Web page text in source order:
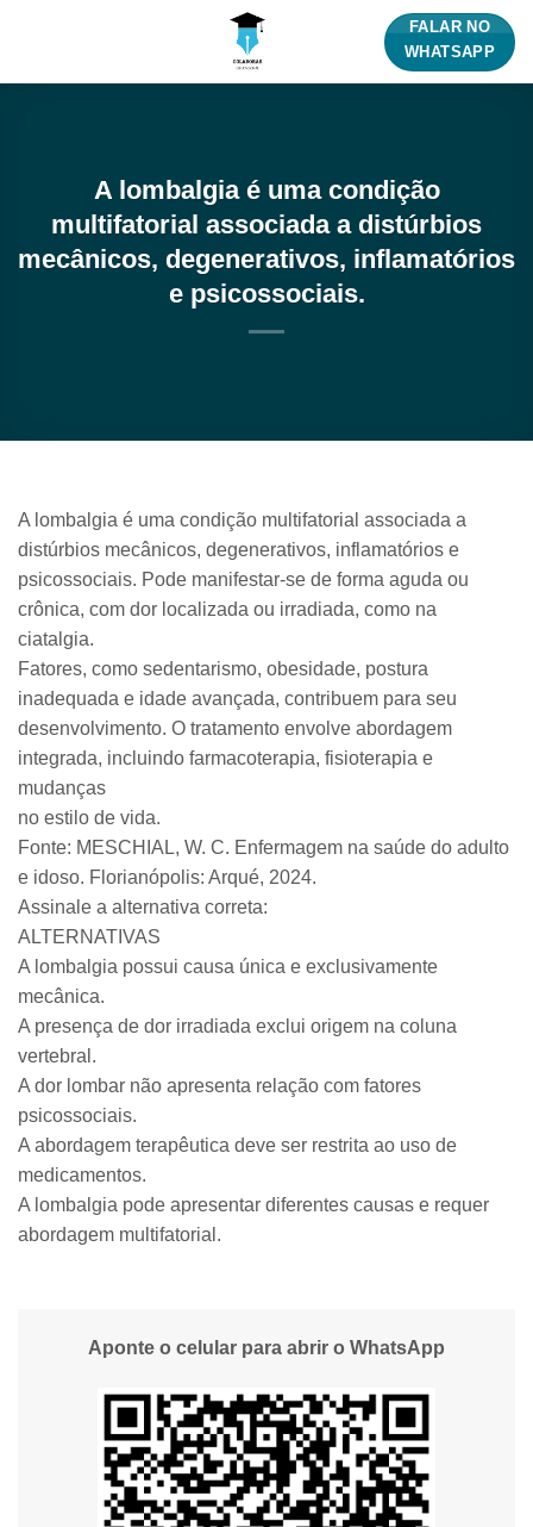
FALAR NO
WHATSAPP
A lombalgia é uma condição
multifatorial associada a distúrbios
mecânicos, degenerativos, inflamatórios
e psicossociais.
A lombalgia é uma condição multifatorial associada a
distúrbios mecânicos, degenerativos, inflamatórios e
psicossociais. Pode manifestar-se de forma aguda ou
crônica, com dor localizada ou irradiada, como na
ciatalgia.
Fatores, como sedentarismo, obesidade, postura
inadequada e idade avançada, contribuem para seu
desenvolvimento. O tratamento envolve abordagem
integrada, incluindo farmacoterapia, fisioterapia e
mudanças
no estilo de vida.
Fonte: MESCHIAL, W. C. Enfermagem na saúde do adulto
e idoso. Florianópolis: Arqué, 2024.
Assinale a alternativa correta:
ALTERNATIVAS
A lombalgia possui causa única e exclusivamente
mecânica.
A presença de dor irradiada exclui origem na coluna
vertebral.
A dor lombar não apresenta relação com fatores
psicossociais.
A abordagem terapêutica deve ser restrita ao uso de
medicamentos.
A lombalgia pode apresentar diferentes causas e requer
abordagem multifatorial.
Aponte o celular para abrir o WhatsApp